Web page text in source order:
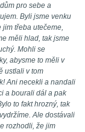
pro sebe a
Byli jsme venku
třeba utečeme,
měli hlad, tak jsme
Mohli se
abysme to měli v
ustlali v tom
Ani necekli a nandali
a bourali dál a pak
to fakt hrozný, tak
Ale dostávali
rozhodli, že jim